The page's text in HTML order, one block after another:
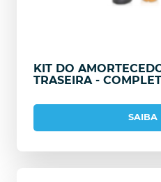
KIT DO
TRASEIRA -
SAIBA